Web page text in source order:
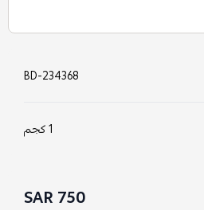
BD-234368
1 كجم
750 SAR